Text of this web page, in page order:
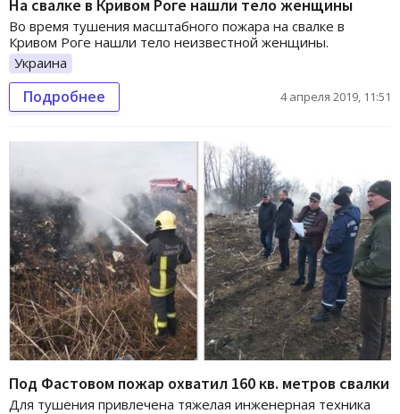
На свалке в Кривом Роге нашли тело женщины
Во время тушения масштабного пожара на свалке в
Кривом Роге нашли тело неизвестной женщины.
Украина
Подробнее 4 апреля 2019, 11:51
Под Фастовом пожар охватил 160 кв. метров свалки
Для тушения привлечена тяжелая инженерная техника